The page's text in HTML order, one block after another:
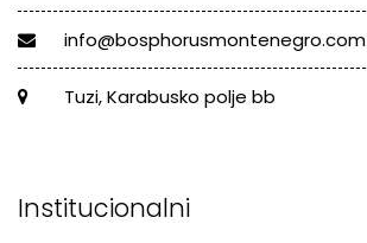
info@bosphorusmontenegro.com
Tuzi, Karabusko polje bb
Institucionalni